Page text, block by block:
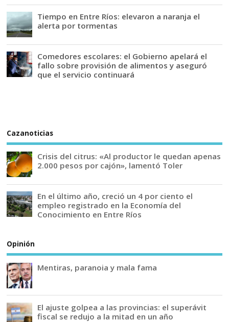
Tiempo en Entre Ríos: elevaron a naranja el
alerta por tormentas
Comedores escolares: el Gobierno apelará el
fallo sobre provisión de alimentos y aseguró
que el servicio continuará
Cazanoticias
Crisis del citrus: «Al productor le quedan apenas
2.000 pesos por cajón», lamentó Toler
En el último año, creció un 4 por ciento el
empleo registrado en la Economía del
Conocimiento en Entre Ríos
Opinión
Mentiras, paranoia y mala fama
El ajuste golpea a las provincias: el superávit
fiscal se redujo a la mitad en un año